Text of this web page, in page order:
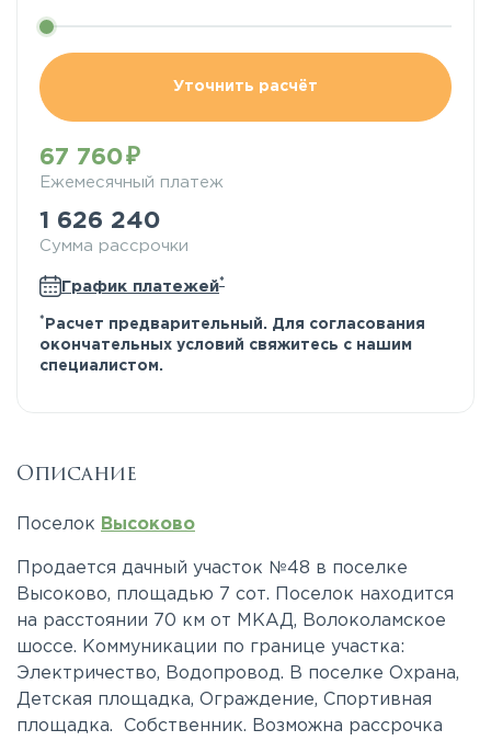
Уточнить расчёт
67 760
Ежемесячный платеж
1 626 240
Сумма рассрочки
График платежей*
* Расчет предварительный. Для согласования
окончательных условий свяжитесь с нашим
специалистом.
Описание
Поселок Высоково
Продается дачный участок №48 в поселке
Высоково, площадью 7 сот. Поселок находится
на расстоянии 70 км от МКАД, Волоколамское
шоссе. Коммуникации по границе участка:
Электричество, Водопровод. В поселке Охрана,
Детская площадка, Ограждение, Спортивная
площадка. Собственник. Возможна рассрочка